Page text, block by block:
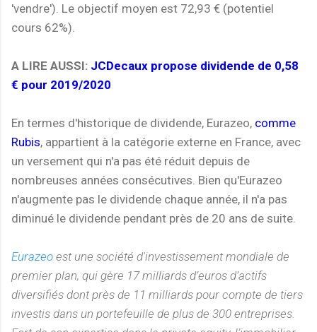
'vendre'). Le objectif moyen est 72,93 € (potentiel
cours 62%).
A LIRE AUSSI: JCDecaux propose dividende de 0,58
€ pour 2019/2020
En termes d'historique de dividende, Eurazeo, comme
Rubis, appartient à la catégorie externe en France, avec
un versement qui n'a pas été réduit depuis de
nombreuses années consécutives. Bien qu'Eurazeo
n'augmente pas le dividende chaque année, il n'a pas
diminué le dividende pendant près de 20 ans de suite.
Eurazeo est une société d'investissement mondiale de
premier plan, qui gère 17 milliards d’euros d’actifs
diversifiés dont près de 11 milliards pour compte de tiers
investis dans un portefeuille de plus de 300 entreprises.